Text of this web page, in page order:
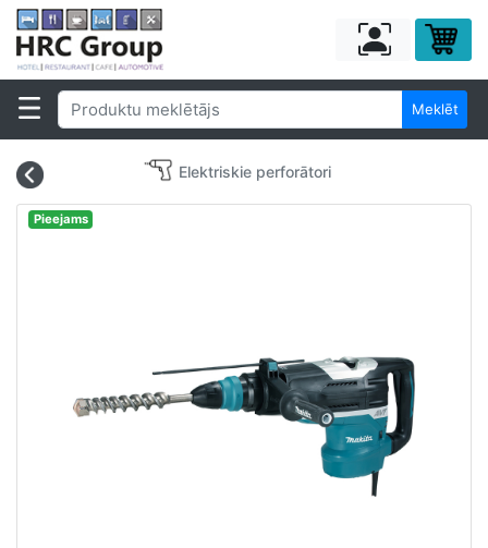
Meklēt
Elektriskie perforātori
Pieejams